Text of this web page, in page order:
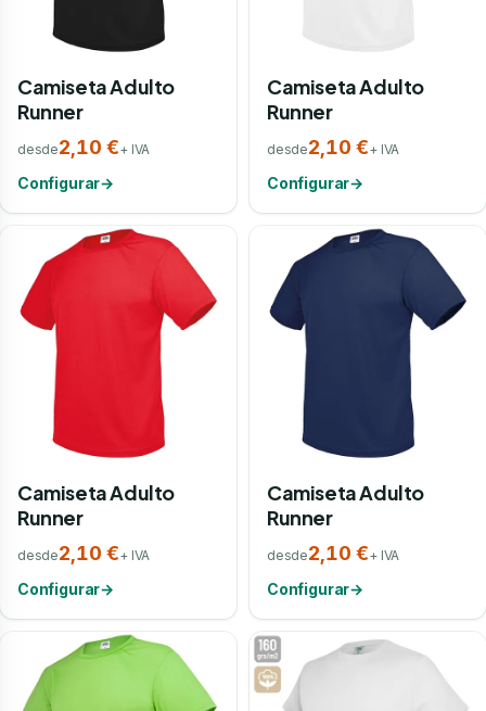
Camiseta Adulto
Runner
desde2,10 €+ IVA
Configurar→
Camiseta Adulto
Runner
desde2,10 €+ IVA
Configurar→
Camiseta Adulto
Runner
desde2,10 €+ IVA
Configurar→
Camiseta Adulto
Runner
desde2,10 €+ IVA
Configurar→